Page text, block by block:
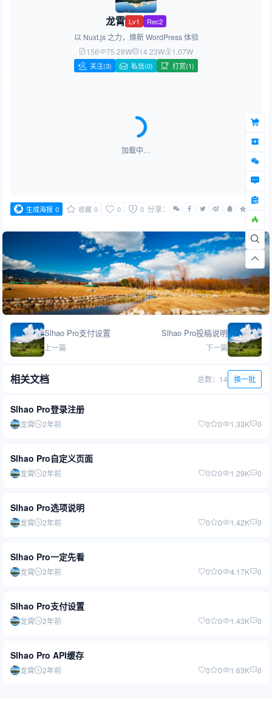
龙霄 Lv1 Rec2
以 Nuxt.js 之力，焕新 WordPress 体验
156
75.28W 14.23W 1.07W
关注(3) 私信(0) 打赏(1)
加载中…
生成海报 0 收藏 0 0 0 分享：
Slhao Pro支付设置
上一篇
Slhao Pro投稿说明
下一篇
相关文档 总数：14 换一批
Slhao Pro登录注册
龙霄 2年前 0 0 1.33K 0
Slhao Pro自定义页面
龙霄 2年前 0 0 1.29K 0
Slhao Pro选项说明
龙霄 2年前 0 0 1.42K 0
Slhao Pro一定先看
龙霄 2年前 0 0 4.17K 0
Slhao Pro支付设置
龙霄 2年前 0 0 1.43K 0
Slhao Pro API缓存
龙霄 2年前 0 0 1.63K 0